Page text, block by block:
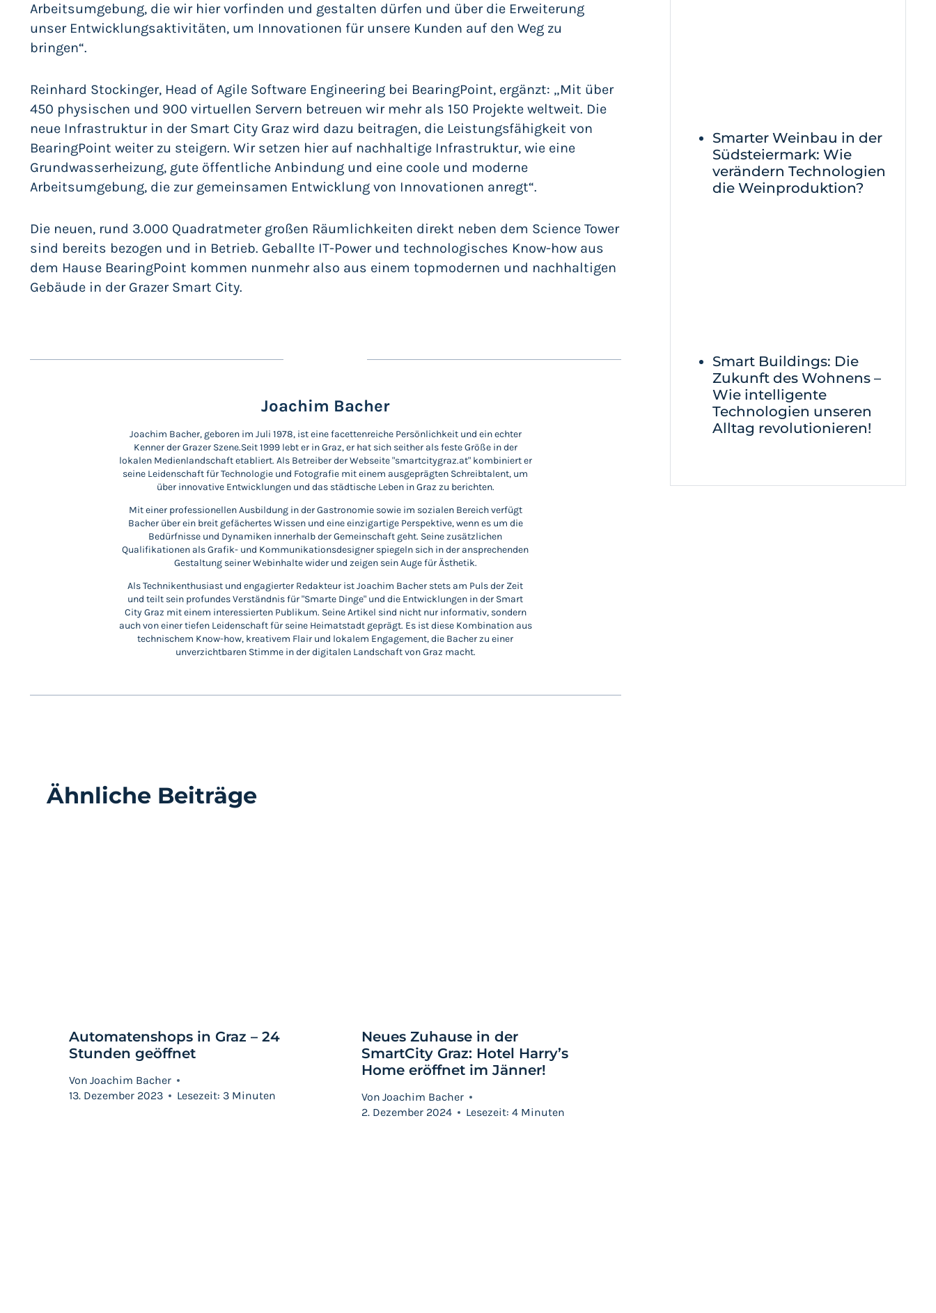
Arbeitsumgebung, die wir hier vorfinden und gestalten dürfen und über die Erweiterung
unser Entwicklungsaktivitäten, um Innovationen für unsere Kunden auf den Weg zu
bringen“.
Reinhard Stockinger, Head of Agile Software Engineering bei BearingPoint, ergänzt: „Mit über
450 physischen und 900 virtuellen Servern betreuen wir mehr als 150 Projekte weltweit. Die
neue Infrastruktur in der Smart City Graz wird dazu beitragen, die Leistungsfähigkeit von
BearingPoint weiter zu steigern. Wir setzen hier auf nachhaltige Infrastruktur, wie eine
Grundwasserheizung, gute öffentliche Anbindung und eine coole und moderne
Arbeitsumgebung, die zur gemeinsamen Entwicklung von Innovationen anregt“.
Die neuen, rund 3.000 Quadratmeter großen Räumlichkeiten direkt neben dem Science Tower
sind bereits bezogen und in Betrieb. Geballte IT-Power und technologisches Know-how aus
dem Hause BearingPoint kommen nunmehr also aus einem topmodernen und nachhaltigen
Gebäude in der Grazer Smart City.
Joachim Bacher
Joachim Bacher, geboren im Juli 1978, ist eine facettenreiche Persönlichkeit und ein echter
Kenner der Grazer Szene.Seit 1999 lebt er in Graz, er hat sich seither als feste Größe in der
lokalen Medienlandschaft etabliert. Als Betreiber der Webseite "smartcitygraz.at" kombiniert er
seine Leidenschaft für Technologie und Fotografie mit einem ausgeprägten Schreibtalent, um
über innovative Entwicklungen und das städtische Leben in Graz zu berichten.
Mit einer professionellen Ausbildung in der Gastronomie sowie im sozialen Bereich verfügt
Bacher über ein breit gefächertes Wissen und eine einzigartige Perspektive, wenn es um die
Bedürfnisse und Dynamiken innerhalb der Gemeinschaft geht. Seine zusätzlichen
Qualifikationen als Grafik- und Kommunikationsdesigner spiegeln sich in der ansprechenden
Gestaltung seiner Webinhalte wider und zeigen sein Auge für Ästhetik.
Als Technikenthusiast und engagierter Redakteur ist Joachim Bacher stets am Puls der Zeit
und teilt sein profundes Verständnis für "Smarte Dinge" und die Entwicklungen in der Smart
City Graz mit einem interessierten Publikum. Seine Artikel sind nicht nur informativ, sondern
auch von einer tiefen Leidenschaft für seine Heimatstadt geprägt. Es ist diese Kombination aus
technischem Know-how, kreativem Flair und lokalem Engagement, die Bacher zu einer
unverzichtbaren Stimme in der digitalen Landschaft von Graz macht.
Ähnliche Beiträge
Automatenshops in Graz – 24
Stunden geöffnet
Von Joachim Bacher
13. Dezember 2023
Lesezeit: 3 Minuten
Neues Zuhause in der
SmartCity Graz: Hotel Harry’s
Home eröffnet im Jänner!
Von Joachim Bacher
2. Dezember 2024
Lesezeit: 4 Minuten
Smarter Weinbau in der
Südsteiermark: Wie
verändern Technologien
die Weinproduktion?
Smart Buildings: Die
Zukunft des Wohnens –
Wie intelligente
Technologien unseren
Alltag revolutionieren!